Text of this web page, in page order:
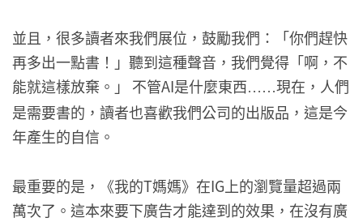
並且，很多讀者來我們展位，鼓勵我們：「你們趕快
再多出一點書！」聽到這種聲音，我們覺得「啊，不
能就這樣放棄。」 不管AI是什麼東西……現在，人們
是需要書的，讀者也喜歡我們公司的出版品，這是今
年產生的自信。
最重要的是，《我的T媽媽》在IG上的瀏覽量超過兩
萬次了。這本來要下廣告才能達到的效果，在沒有廣